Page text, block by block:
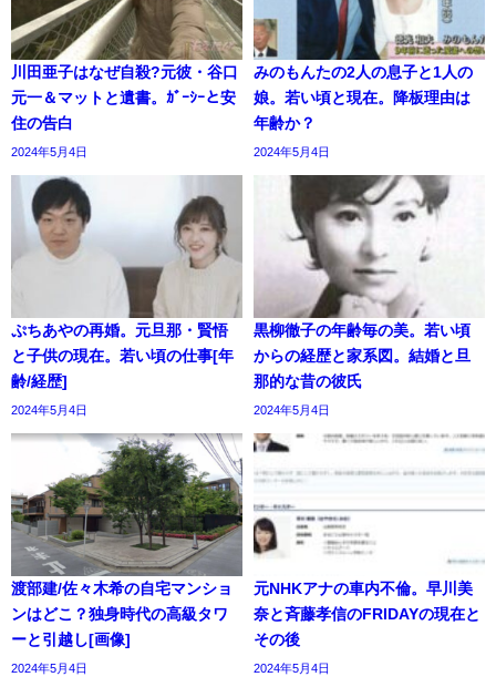
川田亜子はなぜ自殺?元彼・谷口
元一＆マットと遺書。ｶﾞｰｼｰと安
住の告白
2024年5月4日
みのもんたの2人の息子と1人の
娘。若い頃と現在。降板理由は
年齢か？
2024年5月4日
ぷちあやの再婚。元旦那・賢悟
と子供の現在。若い頃の仕事[年
齢/経歴]
2024年5月4日
黒柳徹子の年齢毎の美。若い頃
からの経歴と家系図。結婚と旦
那的な昔の彼氏
2024年5月4日
渡部建/佐々木希の自宅マンショ
ンはどこ？独身時代の高級タワ
ーと引越し[画像]
2024年5月4日
元NHKアナの車内不倫。早川美
奈と斉藤孝信のFRIDAYの現在と
その後
2024年5月4日